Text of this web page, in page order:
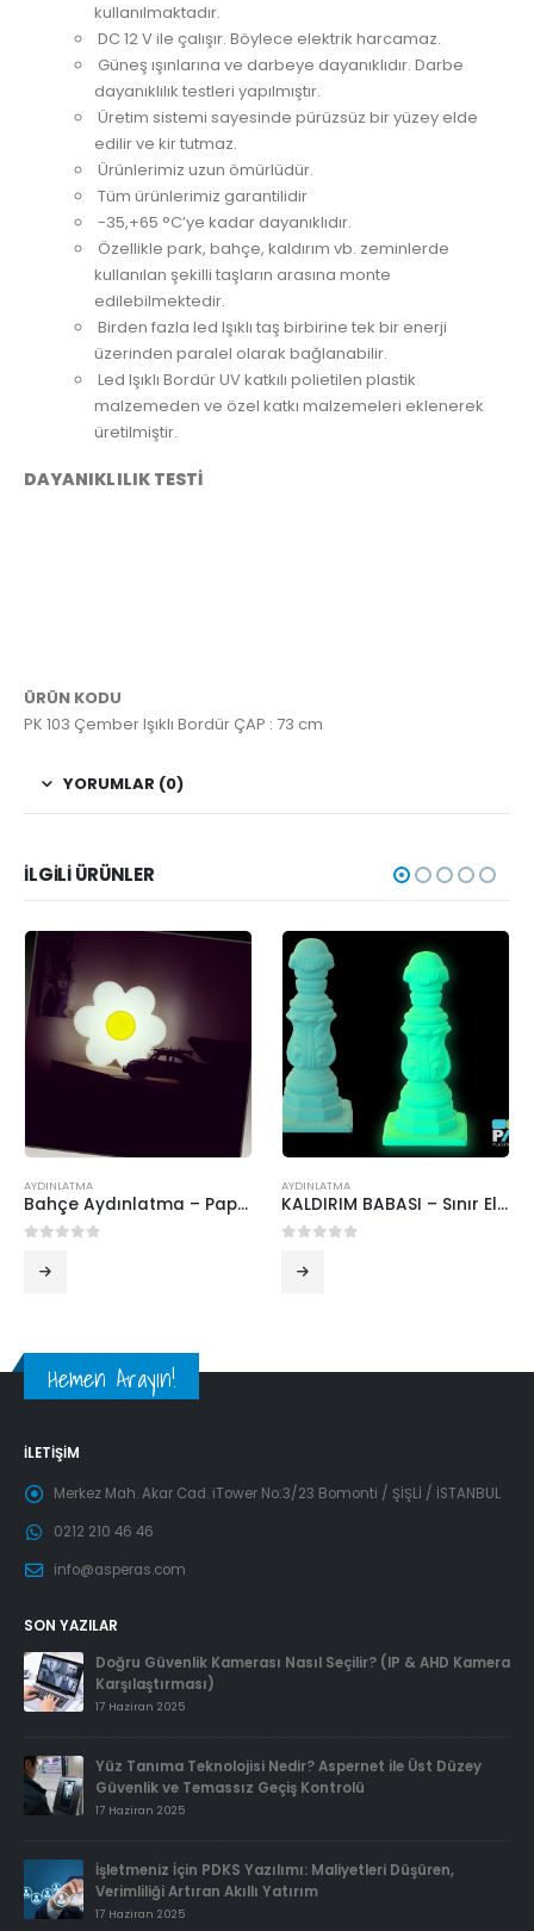
kullanılmaktadır.
DC 12 V ile çalışır. Böylece elektrik harcamaz.
Güneş ışınlarına ve darbeye dayanıklıdır. Darbe
dayanıklılık testleri yapılmıştır.
Üretim sistemi sayesinde pürüzsüz bir yüzey elde
edilir ve kir tutmaz.
Ürünlerimiz uzun ömürlüdür.
Tüm ürünlerimiz garantilidir
-35,+65 °C’ye kadar dayanıklıdır.
Özellikle park, bahçe, kaldırım vb. zeminlerde
kullanılan şekilli taşların arasına monte
edilebilmektedir.
Birden fazla led Işıklı taş birbirine tek bir enerji
üzerinden paralel olarak bağlanabilir.
Led Işıklı Bordür UV katkılı polietilen plastik
malzemeden ve özel katkı malzemeleri eklenerek
üretilmiştir.
DAYANIKLILIK TESTİ
ÜRÜN KODU
PK 103 Çember Işıklı Bordür ÇAP : 73 cm
YORUMLAR (0)
İLGILI ÜRÜNLER
AYDINLATMA
Bahçe Aydınlatma – Papatya ( Mini )
AYDINLATMA
KALDIRIM BABASI – Sınır Elemanı (LED)
Hemen Arayın!
İLETIŞIM
Merkez Mah. Akar Cad. iTower No:3/23 Bomonti / ŞİŞLİ / İSTANBUL
0212 210 46 46
info@asperas.com
SON YAZILAR
Doğru Güvenlik Kamerası Nasıl Seçilir? (IP & AHD Kamera
Karşılaştırması)
17 Haziran 2025
Yüz Tanıma Teknolojisi Nedir? Aspernet ile Üst Düzey
Güvenlik ve Temassız Geçiş Kontrolü
17 Haziran 2025
İşletmeniz İçin PDKS Yazılımı: Maliyetleri Düşüren,
Verimliliği Artıran Akıllı Yatırım
17 Haziran 2025